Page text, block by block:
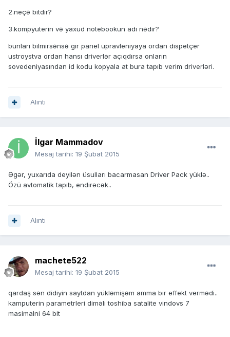
2.neçə bitdir?
3.kompyuterin və yaxud notebookun adı nədir?
bunları bilmirsənsə gir panel upravleniyaya ordan dispetçer
ustroystva ordan hansı driverlər açıqdırsa onların
sovedeniyasından id kodu kopyala at bura tapıb verim driverləri.
Alıntı
İlgar Mammadov
Mesaj tarihi: 19 Şubat 2015
Əgər, yuxarıda deyilən üsulları bacarmasan Driver Pack yüklə..
Özü avtomatik tapıb, endirəcək..
Alıntı
machete522
Mesaj tarihi: 19 Şubat 2015
qardaş sən didiyin saytdan yükləmişəm amma bir effekt vermədi..
kamputerin parametrleri diməli toshiba satalite vindovs 7
masimalni 64 bit